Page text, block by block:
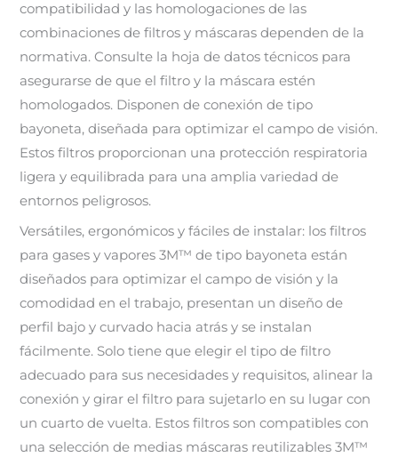
compatibilidad y las homologaciones de las
combinaciones de filtros y máscaras dependen de la
normativa. Consulte la hoja de datos técnicos para
asegurarse de que el filtro y la máscara estén
homologados. Disponen de conexión de tipo
bayoneta, diseñada para optimizar el campo de visión.
Estos filtros proporcionan una protección respiratoria
ligera y equilibrada para una amplia variedad de
entornos peligrosos.
Versátiles, ergonómicos y fáciles de instalar: los filtros
para gases y vapores 3M™ de tipo bayoneta están
diseñados para optimizar el campo de visión y la
comodidad en el trabajo, presentan un diseño de
perfil bajo y curvado hacia atrás y se instalan
fácilmente. Solo tiene que elegir el tipo de filtro
adecuado para sus necesidades y requisitos, alinear la
conexión y girar el filtro para sujetarlo en su lugar con
un cuarto de vuelta. Estos filtros son compatibles con
una selección de medias máscaras reutilizables 3M™